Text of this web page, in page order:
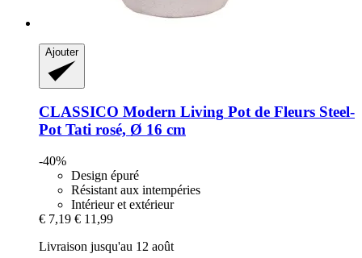
Ajouter
CLASSICO Modern Living Pot de Fleurs Steel-​
Pot Tati rosé, Ø 16 cm
-40%
Design épuré
Résistant aux intempéries
Intérieur et extérieur
€ 7,19 € 11,99
Livraison jusqu'au 12 août